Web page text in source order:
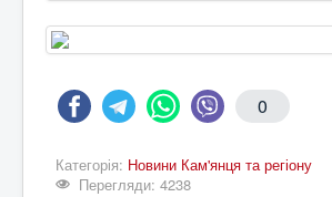
0
Категорія: Новини Кам'янця та регіону
Перегляди: 4238